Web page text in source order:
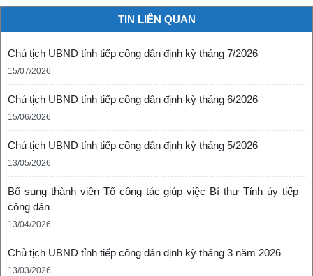
TIN LIÊN QUAN
Chủ tịch UBND tỉnh tiếp công dân định kỳ tháng 7/2026
15/07/2026
Chủ tịch UBND tỉnh tiếp công dân định kỳ tháng 6/2026
15/06/2026
Chủ tịch UBND tỉnh tiếp công dân định kỳ tháng 5/2026
13/05/2026
Bổ sung thành viên Tổ công tác giúp việc Bí thư Tỉnh ủy tiếp
công dân
13/04/2026
Chủ tịch UBND tỉnh tiếp công dân định kỳ tháng 3 năm 2026
13/03/2026